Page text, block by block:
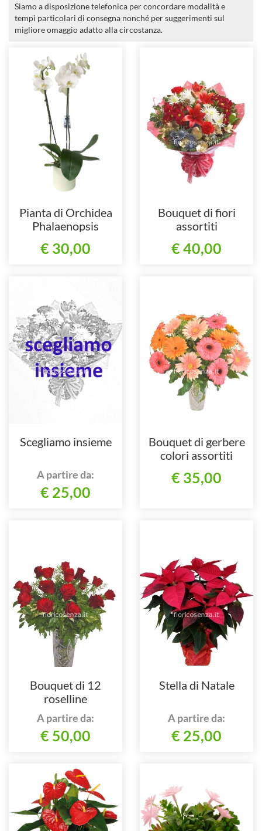
Siamo a disposizione telefonica per concordare modalità e
tempi particolari di consegna nonché per suggerimenti sul
migliore omaggio adatto alla circostanza.
Pianta di Orchidea
Phalaenopsis
€ 30,00
Bouquet di fiori
assortiti
€ 40,00
Scegliamo insieme
A partire da:
€ 25,00
Bouquet di gerbere
colori assortiti
€ 35,00
Bouquet di 12
roselline
A partire da:
€ 50,00
Stella di Natale
A partire da:
€ 25,00